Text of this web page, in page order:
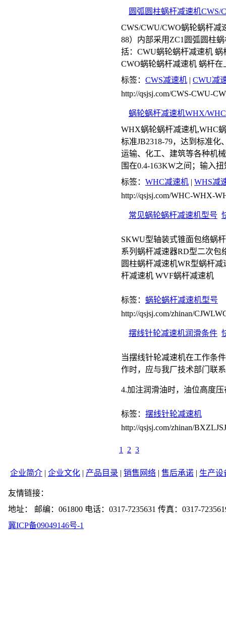
圆弧圆柱蜗杆减速机CWS/
CWS/CWU/CWO蜗轮蜗杆
88）内部采用ZC1圆弧圆柱
括：CWU蜗轮蜗杆减速机
CWO蜗轮蜗杆减速机 蜗杆在
标签： CWS减速机 | CWU减
http://qsjsj.com/CWS-CWU-
蜗轮蜗杆减速机WHX/
WHX蜗轮蜗杆减速机,WHC
标准JB2318-79，达到标准
运输、化工、建筑等各种机
围在0.4-163KW之间；输入
标签： WHC减速机 | WHS减
http://qsjsj.com/WHC-WHX-
常见蜗轮蜗杆减速机型号
SKWU型轴装式锥面包络蜗
系列蜗杆减速器RD型二次包
圆柱蜗杆减速机WR型蜗杆
杆减速机 WVF蜗杆减速机
标签： 蜗轮蜗杆减速机型号
http://qsjsj.com/zhinan/
摆线针轮减速机润滑条件
当摆线针轮减速机在工作条
作时，应与我厂技术部门联
4.加注润滑油时，油位高度
标签： 摆线针轮减速机
http://qsjsj.com/zhinan/
1 2 3
企业简介 | 企业文化 | 产品目录 | 销售网络 | 售后承诺 | 生产设
友情链接：
地址： 邮编：061800 电话：0317-7235631 传真：0317-
冀ICP备09049146号-1